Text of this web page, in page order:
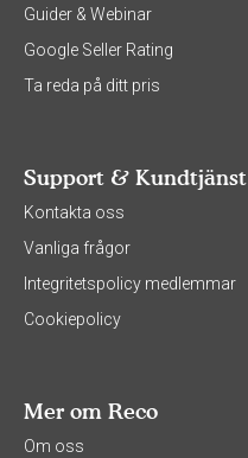
Guider & Webinar
Google Seller Rating
Ta reda på ditt pris
Support & Kundtjänst
Kontakta oss
Vanliga frågor
Integritetspolicy medlemmar
Cookiepolicy
Mer om Reco
Om oss